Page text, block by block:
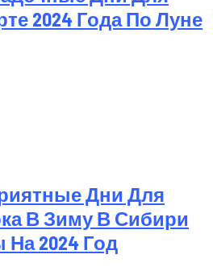
2024 Года По Луне
Дни Для
В Зиму В Сибири
2024 Год